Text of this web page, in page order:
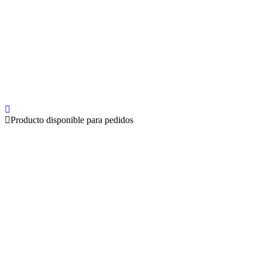
Producto disponible para pedidos